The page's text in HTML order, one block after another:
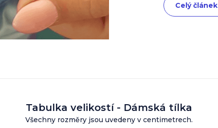
Tabulka velikostí - Dámská tílka
Všechny rozměry jsou uvedeny v centimetrech.
Celý článek